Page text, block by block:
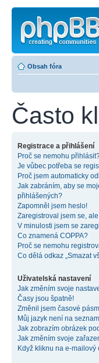
Obsah fóra
Často
Registrace a přihlášení
Proč se nemohu
Je vůbec potřeba se
Proč jsem automaticky
Jak zabráním, aby se
přihlášených?
Zapomněl jsem heslo!
Zaregistroval jsem se,
V minulosti jsem se
Co znamená COPPA?
Proč se nemohu
Co dělá odkaz „Smazat
Uživatelská nastavení
Jak změním svoje
Časy jsou špatně!
Změnil jsem časové
Můj jazyk není na
Jak zobrazím obrázek
Jak změním svoje
Když kliknu na e-